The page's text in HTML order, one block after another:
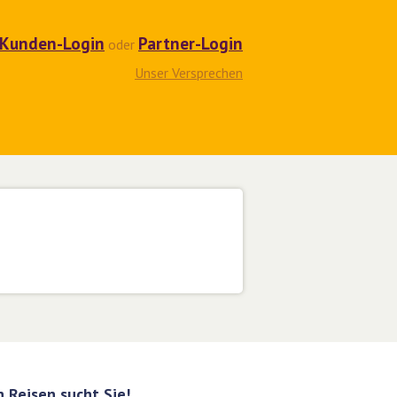
Kunden-Login oder Partner-Login
Unser Versprechen